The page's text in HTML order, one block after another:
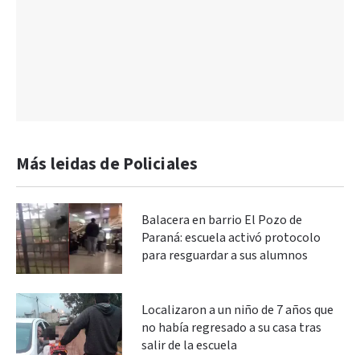
Más leidas de Policiales
Balacera en barrio El Pozo de
Paraná: escuela activó protocolo
para resguardar a sus alumnos
Localizaron a un niño de 7 años que
no había regresado a su casa tras
salir de la escuela